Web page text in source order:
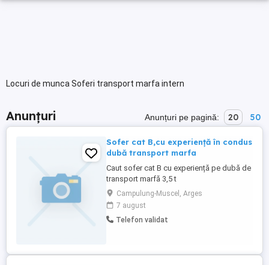
Locuri de munca Soferi transport marfa intern
Anunțuri Anunțuri pe pagină: 20 50
Sofer cat B,cu experiență în condus
dubă transport marfa
Caut sofer cat B cu experiență pe dubă de
transport marfă 3,5 t
Campulung-Muscel, Arges
7 august
Telefon validat